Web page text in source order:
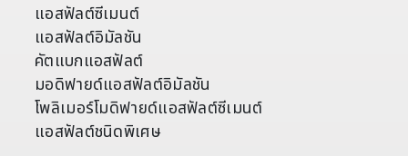
แอสฟัลต์ซีเมนต์
แอสฟัลต์อิมัลชัน
คัตแบกแอสฟัลต์
มอดิฟายด์แอสฟัลต์อิมัลชัน
โพลิเมอร์โมดิฟายด์แอสฟัลต์ซีเมนต์
แอสฟัลต์ชนิดพิเศษ